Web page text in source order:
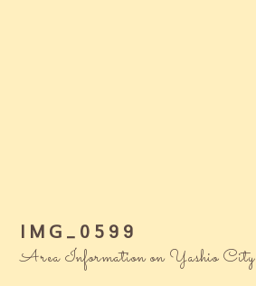
IMG_0599
Area Information on Yashio City